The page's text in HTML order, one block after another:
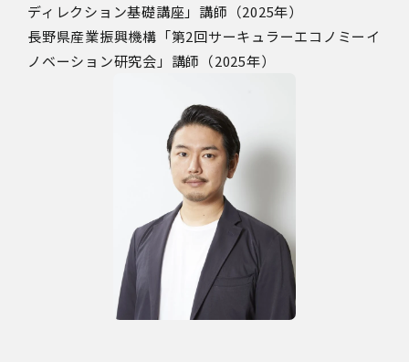
ディレクション基礎講座」講師（2025年）
長野県産業振興機構「第2回サーキュラーエコノミーイ
ノベーション研究会」講師（2025年）